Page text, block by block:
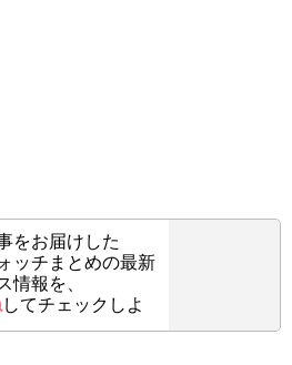
をお届けした
ッチまとめの最新
情報を、
してチェックしよ